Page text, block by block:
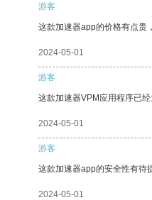
游客
这款加速器app的价格有点贵
2024-05-01
游客
这款加速器VPM应用程序已
2024-05-01
游客
这款加速器app的安全性有待
2024-05-01